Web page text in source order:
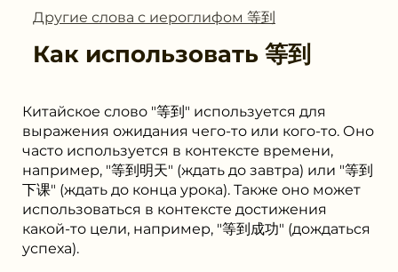
Другие слова с иероглифом 等到
Как использовать 等到
Китайское слово "等到" используется для
выражения ожидания чего-то или кого-то. Оно
часто используется в контексте времени,
например, "等到明天" (ждать до завтра) или "等到
下课" (ждать до конца урока). Также оно может
использоваться в контексте достижения
какой-то цели, например, "等到成功" (дождаться
успеха).